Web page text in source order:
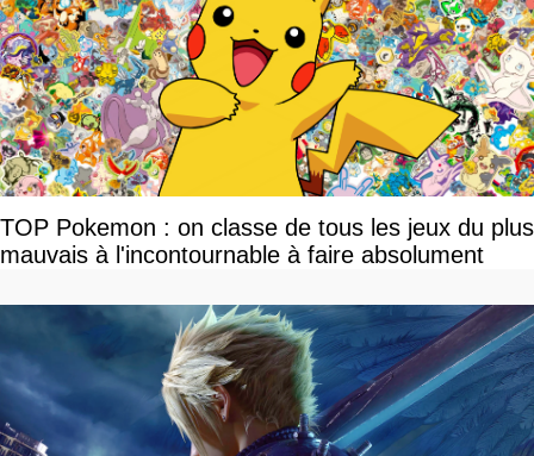
TOP Pokemon : on classe de tous les jeux du plus
mauvais à l'incontournable à faire absolument